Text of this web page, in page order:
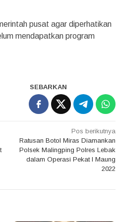
pusat agar diperhatikan
mendapatkan program
SEBARKAN
Pos berikutnya
Ratusan Botol Miras Diamankan
Polsek Malingping Polres Lebak
dalam Operasi Pekat I Maung
2022